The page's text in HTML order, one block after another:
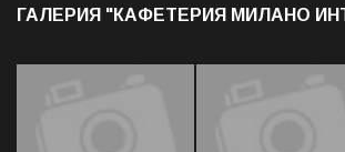
ГАЛЕРИЯ "КАФЕТЕРИЯ МИЛАНО